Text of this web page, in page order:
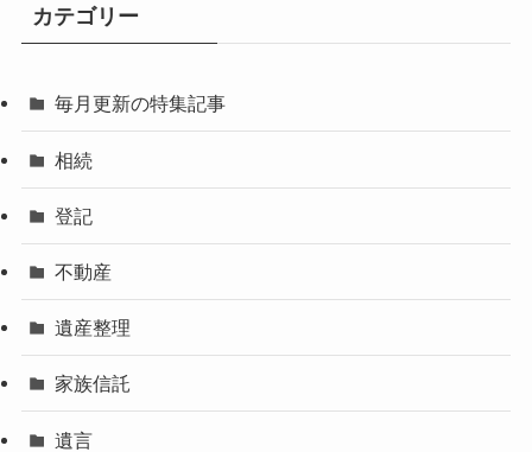
カテゴリー
毎月更新の特集記事
相続
登記
不動産
遺産整理
家族信託
遺言